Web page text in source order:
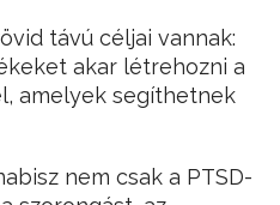
távú céljai vannak:
akar létrehozni a
amelyek segíthetnek
nem csak a PTSD-